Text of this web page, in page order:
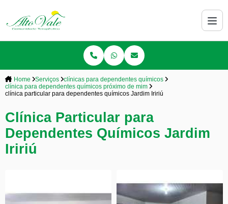
Home Serviços
clínicas para dependentes químicos
clínica para dependentes químicos próximo de mim
clínica particular para dependentes químicos Jardim Iririú
Clínica Particular para
Dependentes Químicos Jardim
Iririú